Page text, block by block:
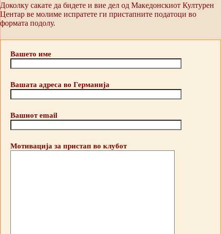
Доколку сакате да бидете и вие дел од Македонскиот Културен
Центар ве молиме испратете ги пристапните податоци во
формата подолу.
Вашето име
Вашата адреса во Германија
Вашиот email
Мотивација за пристап во клубот